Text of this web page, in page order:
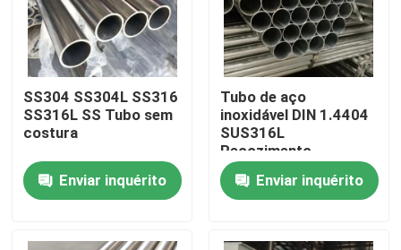
Casa
Vídeos
SS304 SS304L SS316
SS316L SS Tubo sem
costura
Enviar inquérito
Tubo de aço
inoxidável DIN 1.4404
SUS316L
Recozimento
Resistência a Alta
Temperatura Para
Instrumentos
Enviar inquérito